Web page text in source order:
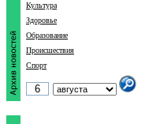
Культура
Здоровье
Образование
Происшествия
Спорт